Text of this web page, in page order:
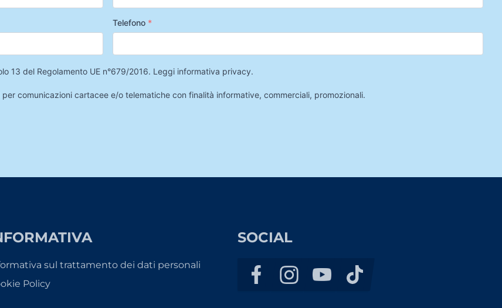
Telefono *
13 del Regolamento UE n°679/2016. Leggi informativa privacy.
comunicazioni cartacee e/o telematiche con finalità informative, commerciali, promozionali.
sul trattamento dei dati personali
Policy
SOCIAL